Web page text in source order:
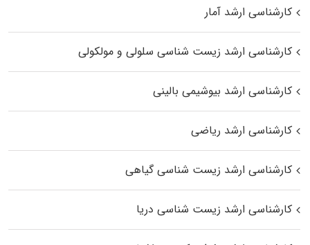
کارشناسی ارشد آمار
کارشناسی ارشد زیست شناسی سلولی و مولکولی
کارشناسی ارشد بیوشیمی بالینی
کارشناسی ارشد ریاضی
کارشناسی ارشد زیست‌ شناسی گیاهی
کارشناسی ارشد زیست‌ شناسی دریا